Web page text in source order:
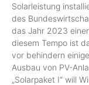
Solarleistung
des
das Jahr 2023
diesem Tempo ist
vor behindern
Ausbau von PV-
„Solarpaket I“ will